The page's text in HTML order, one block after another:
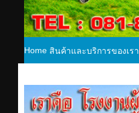
Home สินค้าและบริการของเรา